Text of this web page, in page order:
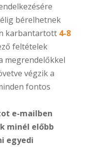
bérelhetnek
karbantartott 4-8
feltételek
megrendelőkkel
végzik a
fontos
e-mailben
minél előbb
egyedi